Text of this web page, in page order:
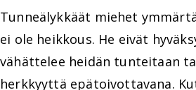
Tunneälykkäät miehet
ei ole heikkous. He eivät
vähättelee heidän tunteitaan
herkkyyttä epätoivottavana.